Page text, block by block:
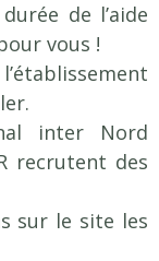
de l’aide
vous !
inter Nord
recrutent des
sur le site les